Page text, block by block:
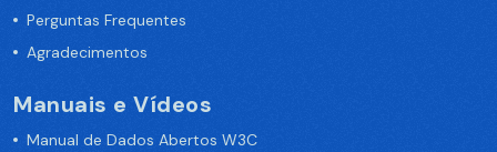
Perguntas Frequentes
Agradecimentos
Manuais e Vídeos
Manual de Dados Abertos W3C